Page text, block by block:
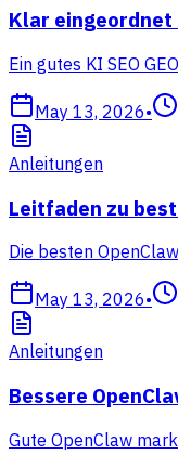
Klar eingeordnet
Ein gutes KI SEO
May 13, 2026•
Anleitungen
Leitfaden zu
Die besten
May 13, 2026•
Anleitungen
Bessere
Gute OpenClaw